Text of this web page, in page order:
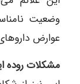
وضعیت
عوارض
مشکلات روده‌